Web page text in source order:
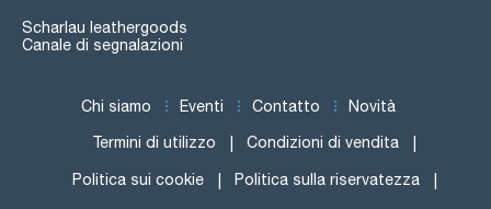
Scharlau leathergoods
Canale di segnalazioni
Chi siamo Eventi Contatto Novità
Termini di utilizzo Condizioni di vendita
Politica sui cookie Politica sulla riservatezza